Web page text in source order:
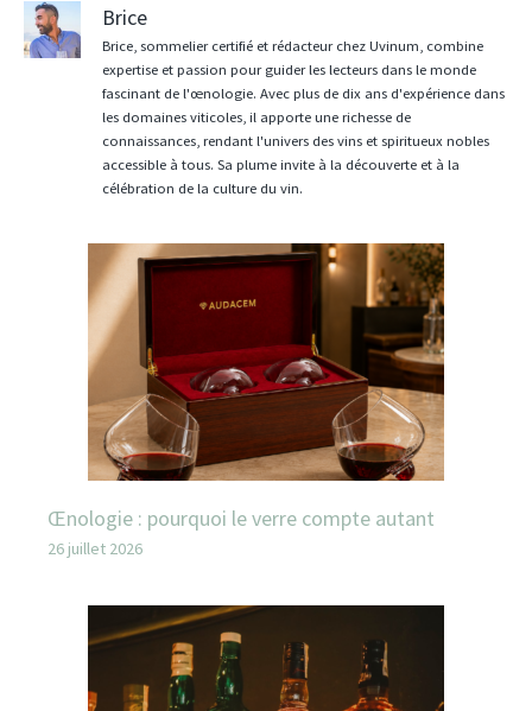
Brice
Brice, sommelier certifié et rédacteur chez Uvinum, combine
expertise et passion pour guider les lecteurs dans le monde
fascinant de l'œnologie. Avec plus de dix ans d'expérience dans
les domaines viticoles, il apporte une richesse de
connaissances, rendant l'univers des vins et spiritueux nobles
accessible à tous. Sa plume invite à la découverte et à la
célébration de la culture du vin.
Œnologie : pourquoi le verre compte autant
26 juillet 2026